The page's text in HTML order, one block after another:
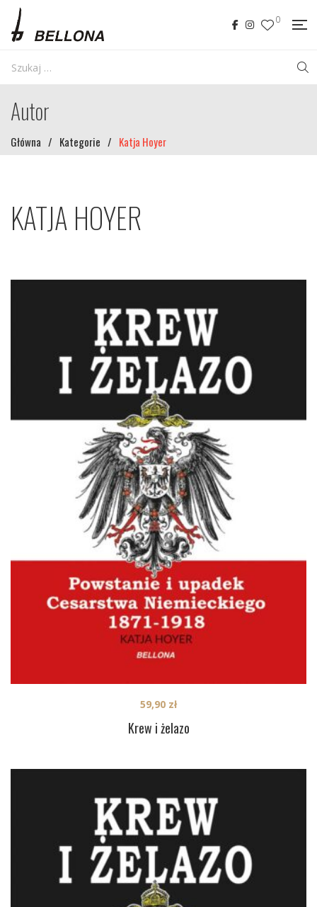
0
Autor
Główna / Kategorie / Katja Hoyer
KATJA HOYER
Krew i żelazo
59,90 zł